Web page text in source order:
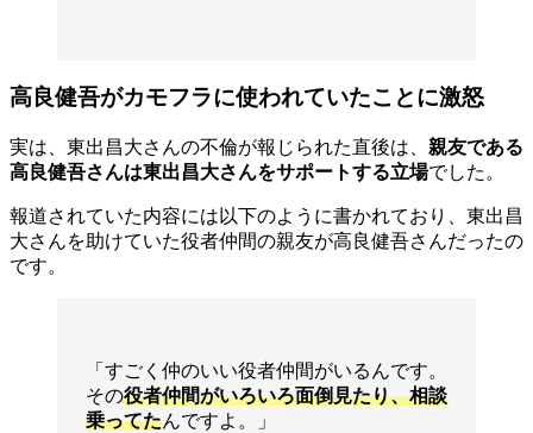
高良健吾がカモフラに使われていたことに激怒
実は、東出昌大さんの不倫が報じられた直後は、 親友である
高良健吾さんは東出昌大さんをサポートする立場でした。
報道されていた内容には以下のように書かれており、東出昌
大さんを助けていた役者仲間の親友が高良健吾さんだったの
です。
「すごく仲のいい役者仲間がいるんです。
その役者仲間がいろいろ面倒見たり、相談
乗ってたんですよ。」